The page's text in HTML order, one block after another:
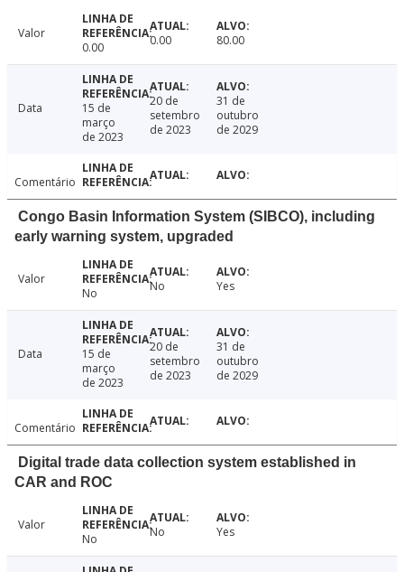
Valor
0.00
0.00 80.00
Data
15 de
março
de 2023
20 de
setembro
de 2023
31 de
outubro
de 2029
Comentário
Congo Basin Information System (SIBCO), including
early warning system, upgraded
Valor
No
No Yes
Data
15 de
março
de 2023
20 de
setembro
de 2023
31 de
outubro
de 2029
Comentário
Digital trade data collection system established in
CAR and ROC
Valor
No
No Yes